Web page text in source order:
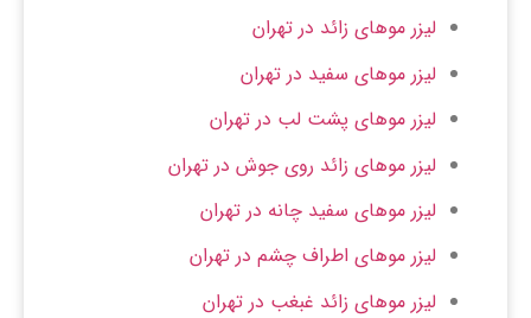
لیزر موهای زائد در تهران
لیزر موهای سفید در تهران
لیزر موهای پشت لب در تهران
لیزر موهای زائد روی جوش در تهران
لیزر موهای سفید چانه در تهران
لیزر موهای اطراف چشم در تهران
لیزر موهای زائد غبغب در تهران